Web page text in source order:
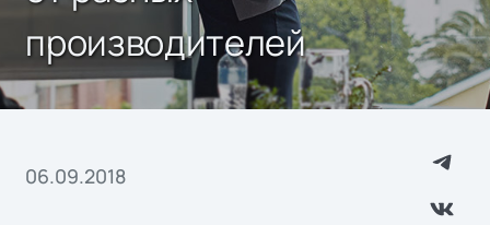
производителей
06.09.2018